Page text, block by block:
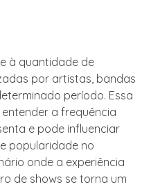
à quantidade de
por artistas, bandas
período. Essa
a frequência
e pode influenciar
popularidade no
onde a experiência
de shows se torna um